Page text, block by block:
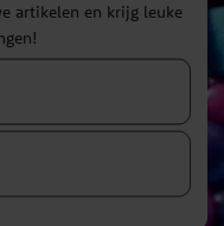
artikelen en krijg leuke